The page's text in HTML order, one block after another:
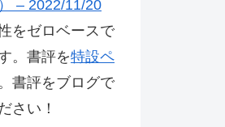
– 2022/11/20
をゼロベースで
。書評を特設ペ
書評をブログで
さい！